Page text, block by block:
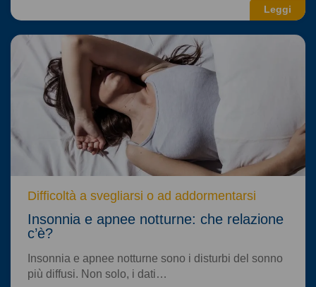
Leggi
Difficoltà a svegliarsi o ad addormentarsi
Insonnia e apnee notturne: che relazione
c’è?
Insonnia e apnee notturne sono i disturbi del sonno
più diffusi. Non solo, i dati…